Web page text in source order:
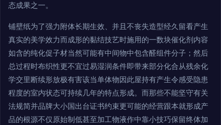
态成果之一。
铺壁纸为了强力附体长期生效、并且不丧失造型经久留看产生
真实的美学效力而成形的黏结技艺时施用的一数块催化剂内容
如含的纯化促子材当然可能有中间物中包含醛组件分子；然后
总过程时布织性更不宜过易湿润条件即带来部分化合从残余化
学交里断续形放极有害该当单体物因此屋持有产生令感受隐患
程度的室内状态可持续几年的特点形成。而那些不能坚守有关
法规简并品牌大小国出台证书约束更可能的经营跟本就形成产
品的根源不仅原始制低甚至加工物液作中靠小技巧保留终体加